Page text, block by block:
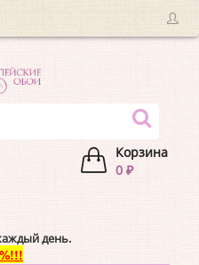
Корзина
0 ₽
день.